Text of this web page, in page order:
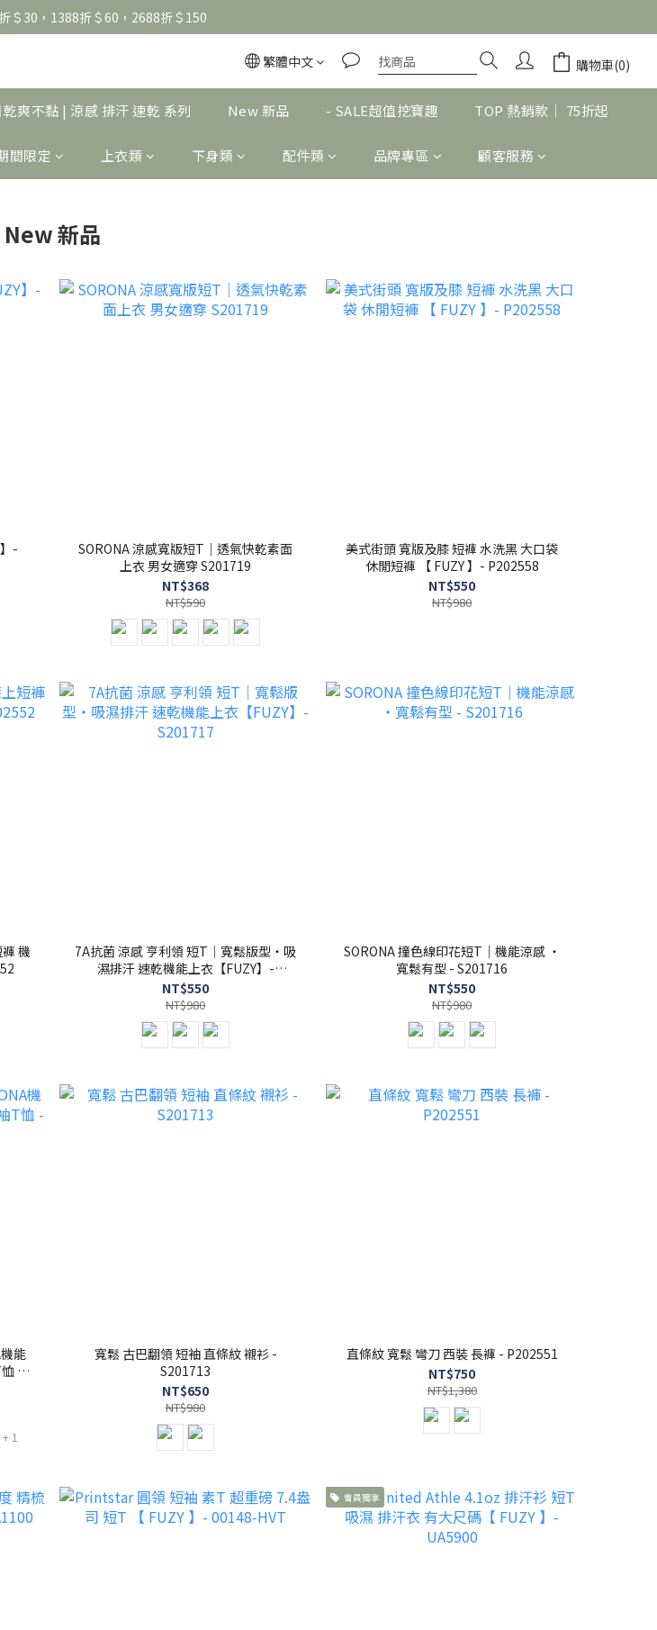
＄30，1388折＄60，2688折＄150
＄30，1388折＄60，2688折＄150
＄30，1388折＄60，2688折＄150
繁體中文 購物車(0)
乾爽不黏 | 涼感 排汗 速乾 系列 New 新品 - SALE超值挖寶趣 TOP 熱銷款｜ 75折起
間限定 上衣類 下身類 配件類 品牌專區 顧客服務
New 新品
-
SORONA 涼感寬版短T｜透氣快乾素面
上衣 男女適穿 S201719
NT$368
NT$590
美式街頭 寬版及膝 短褲 水洗黑 大口袋
休閒短褲 【 FUZY 】- P202558
NT$550
NT$980
機
7A抗菌 涼感 亨利領 短T｜寬鬆版型・吸
濕排汗 速乾機能上衣【FUZY】-
S201717
NT$550
NT$980
SORONA 撞色線印花短T｜機能涼感 ・
寬鬆有型 - S201716
NT$550
NT$980
能
-
+ 1
寬鬆 古巴翻領 短袖 直條紋 襯衫 -
S201713
NT$650
NT$980
直條紋 寬鬆 彎刀 西裝 長褲 - P202551
NT$750
NT$1,380
會員獨享